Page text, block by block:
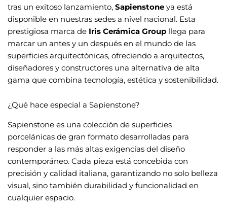
tras un exitoso lanzamiento, Sapienstone ya está
disponible en nuestras sedes a nivel nacional. Esta
prestigiosa marca de Iris Cerámica Group llega para
marcar un antes y un después en el mundo de las
superficies arquitectónicas, ofreciendo a arquitectos,
diseñadores y constructores una alternativa de alta
gama que combina tecnología, estética y sostenibilidad.
¿Qué hace especial a Sapienstone?
Sapienstone es una colección de superficies
porcelánicas de gran formato desarrolladas para
responder a las más altas exigencias del diseño
contemporáneo. Cada pieza está concebida con
precisión y calidad italiana, garantizando no solo belleza
visual, sino también durabilidad y funcionalidad en
cualquier espacio.